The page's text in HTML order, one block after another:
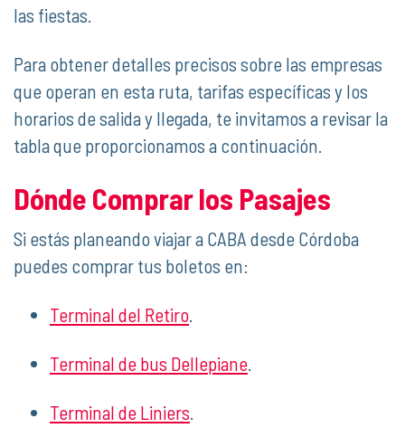
las fiestas.
Para obtener detalles precisos sobre las empresas
que operan en esta ruta, tarifas específicas y los
horarios de salida y llegada, te invitamos a revisar la
tabla que proporcionamos a continuación.
Dónde Comprar los Pasajes
Si estás planeando viajar a CABA desde Córdoba
puedes comprar tus boletos en:
Terminal del Retiro
Terminal de bus Dellepiane
Terminal de Liniers